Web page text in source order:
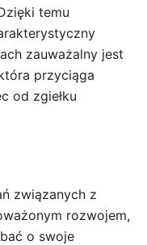
temu
zauważalny jest
przyciąga
od zgiełku
związanych z
rozwojem,
o swoje